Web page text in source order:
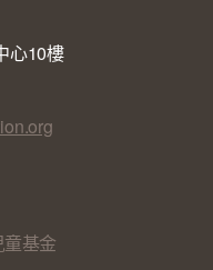
心10樓
童基金